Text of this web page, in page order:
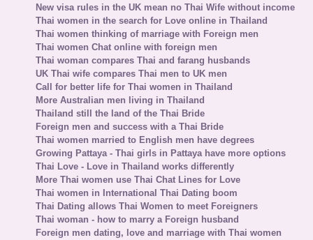
New visa rules in the UK mean no Thai Wife without income
Thai women in the search for Love online in Thailand
Thai women thinking of marriage with Foreign men
Thai women Chat online with foreign men
Thai woman compares Thai and farang husbands
UK Thai wife compares Thai men to UK men
Call for better life for Thai women in Thailand
More Australian men living in Thailand
Thailand still the land of the Thai Bride
Foreign men and success with a Thai Bride
Thai women married to English men have degrees
Growing Pattaya - Thai girls in Pattaya have more options
Thai Love - Love in Thailand works differently
More Thai women use Thai Chat Lines for Love
Thai women in International Thai Dating boom
Thai Dating allows Thai Women to meet Foreigners
Thai woman - how to marry a Foreign husband
Foreign men dating, love and marriage with Thai women